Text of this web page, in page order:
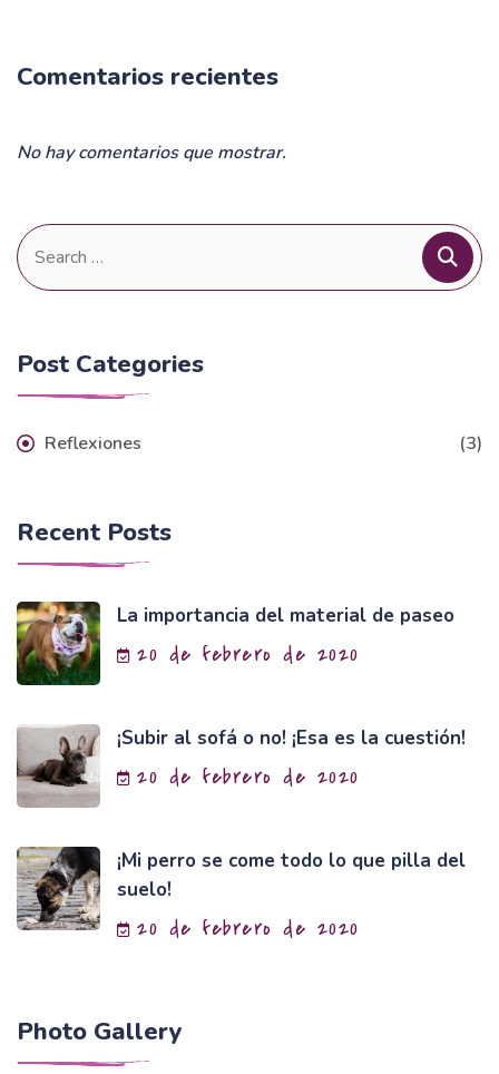
Comentarios recientes
No hay comentarios que mostrar.
Search
for:
Post Categories
Reflexiones (3)
Recent Posts
La importancia del material de paseo
20 de febrero de 2020
¡Subir al sofá o no! ¡Esa es la cuestión!
20 de febrero de 2020
¡Mi perro se come todo lo que pilla del
suelo!
20 de febrero de 2020
Photo Gallery